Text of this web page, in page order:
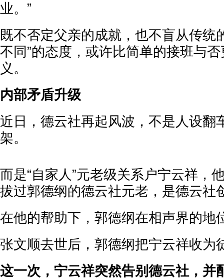
业。”
既不否定父亲的成就，也不盲从传统
不同”的态度，或许比简单的接班与
义。
内部矛盾升级
近日，德云社再起风波，不是人设翻
架。
而是“自家人”元老级关系户宁云祥，
拔过郭德纲的德云社元老，是德云社
在他的帮助下，郭德纲在相声界的地
张文顺去世后，郭德纲把宁云祥收为
这一次，宁云祥突然告别德云社，并